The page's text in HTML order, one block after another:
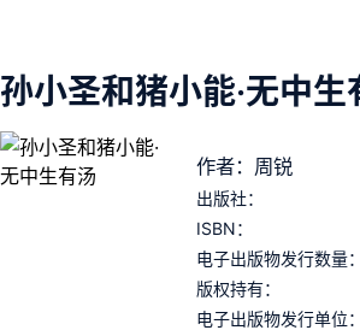
孙小圣和猪小能·无中生
作者：周锐
出版社：
ISBN：
电子出版物发行数量：
版权持有：
电子出版物发行单位：